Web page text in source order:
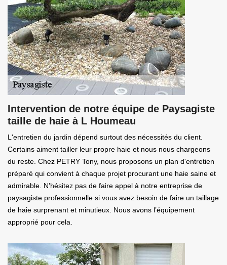
Intervention de notre équipe de Paysagiste
taille de haie à L Houmeau
L'entretien du jardin dépend surtout des nécessités du client.
Certains aiment tailler leur propre haie et nous nous chargeons
du reste. Chez PETRY Tony, nous proposons un plan d'entretien
préparé qui convient à chaque projet procurant une haie saine et
admirable. N’hésitez pas de faire appel à notre entreprise de
paysagiste professionnelle si vous avez besoin de faire un taillage
de haie surprenant et minutieux. Nous avons l’équipement
approprié pour cela.